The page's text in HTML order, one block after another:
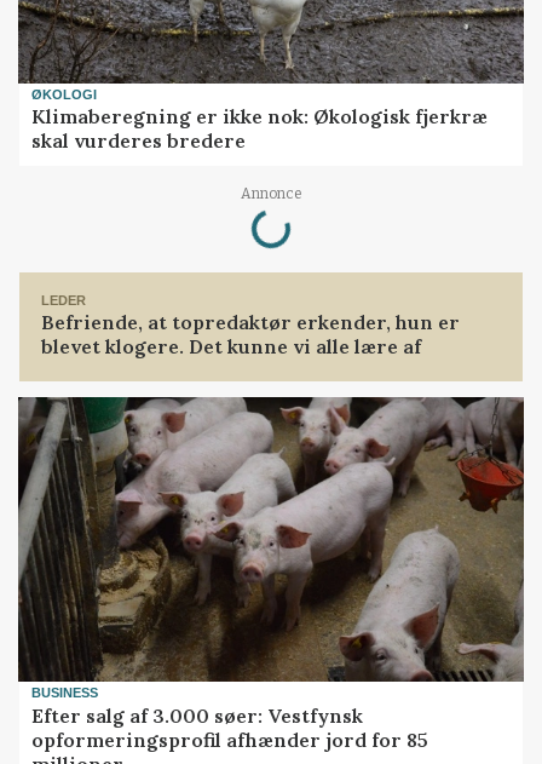
ØKOLOGI
Klimaberegning er ikke nok: Økologisk fjerkræ
skal vurderes bredere
Annonce
Loading...
LEDER
Befriende, at topredaktør erkender, hun er
blevet klogere. Det kunne vi alle lære af
BUSINESS
Efter salg af 3.000 søer: Vestfynsk
opformeringsprofil afhænder jord for 85